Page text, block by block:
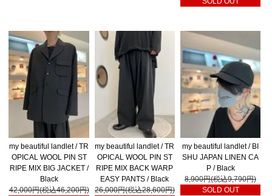
my beautiful landlet / TR
OPICAL WOOL PIN ST
RIPE MIX BIG JACKET /
Black
42,000円(税込46,200円)
my beautiful landlet / TR
OPICAL WOOL PIN ST
RIPE MIX BACK WARP
EASY PANTS / Black
26,000円(税込28,600円)
my beautiful landlet / BI
SHU JAPAN LINEN CA
P / Black
8,900円(税込9,790円)
SOLD OUT